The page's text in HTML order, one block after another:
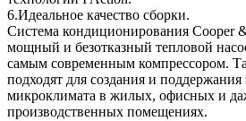
6.Идеальное качество сборки.
Система кондиционирования Cooper
мощный и безотказный тепловой
самым современным компрессором.
подходят для создания и поддержания
микроклимата в жилых, офисных и
производственных помещениях.